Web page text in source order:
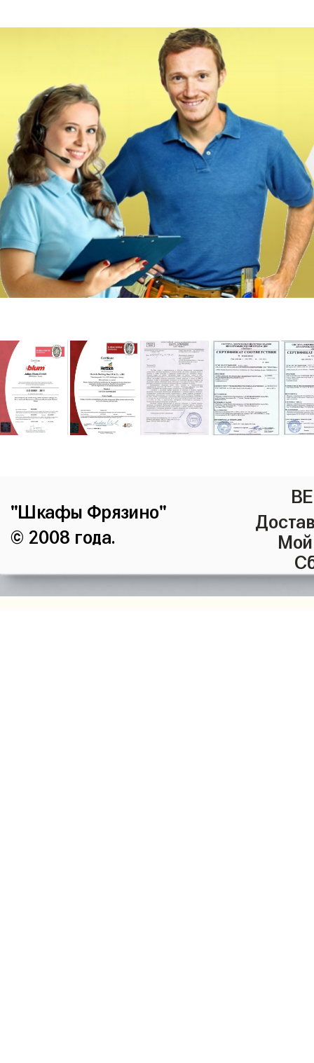
"Шкафы Фрязино"
© 2008 года.